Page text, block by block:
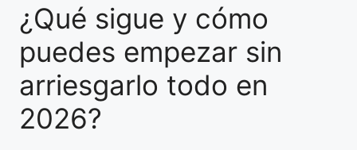
¿Qué sigue y cómo
puedes empezar sin
arriesgarlo todo en
2026?